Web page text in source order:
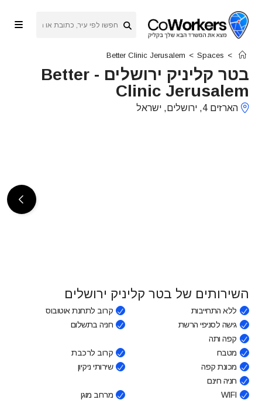
content
>
Spaces
>
Better Clinic Jerusalem
בטר קליניק ירושלים -
Better
Clinic Jerusalem
הארזים 4, ירושלים, ישראל
השירותים של בטר קליניק ירושלים
ללא התחייבות
קרוב לתחנת אוטובוס
גישה לסניפי הרשת
חניה בתשלום
קפה ותה
מטבח
קרוב לרכבת
מכונת קפה
שירותי ניקיון
חניה חינם
WIFI
מרחב מוגן